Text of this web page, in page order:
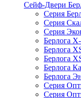
Сейф-Двери
Серия
Серия
Серия
Берлога
Берлога
Берлога
Берлога
Берлога
Серия
Серия